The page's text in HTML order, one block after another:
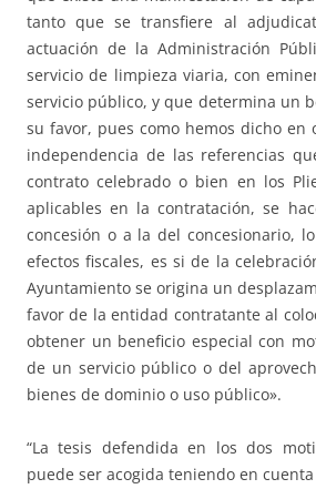
tanto que se transfiere al
actuación de la Administración
servicio de limpieza viaria, con
servicio público, y que determina un
su favor, pues como hemos dicho en
independencia de las referencias
contrato celebrado o bien en los
aplicables en la contratación, se
concesión o a la del concesionario,
efectos fiscales, es si de la
Ayuntamiento se origina un
favor de la entidad contratante al
obtener un beneficio especial con
de un servicio público o del
bienes de dominio o uso público».
“La tesis defendida en los dos
puede ser acogida teniendo en